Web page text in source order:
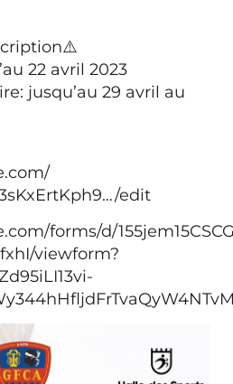
22 avril 2023
jusqu’au 29 avril au
edit
forms/d/
viewform?